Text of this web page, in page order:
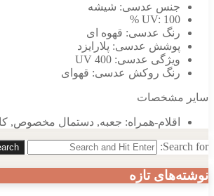
جنس عدسی: شیشه
UV: 100 %
رنگ عدسی: قهوه ای
پوشش عدسی: پلارایزد
ویژگی عدسی: UV 400
رنگ روکش عدسی: قهوای
سایر مشخصات
اقلام-همراه: جعبه, دستمال مخصوص,
Search for:
نوشته‌های تازه